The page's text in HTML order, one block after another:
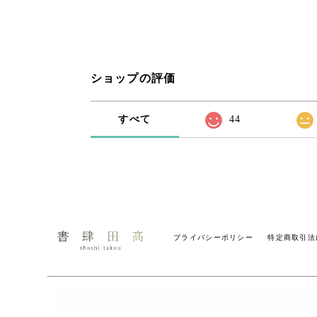
ショップの評価
すべて 44
プライバシーポリシー 特定商取引法